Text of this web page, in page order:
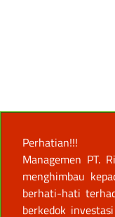
Perhatian!!!
Managemen PT.
menghimbau
berhati-hati
berkedok